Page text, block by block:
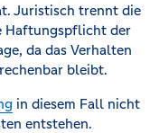
Juristisch trennt die
Haftungspflicht der
da das Verhalten
bleibt.
in diesem Fall nicht
entstehen.